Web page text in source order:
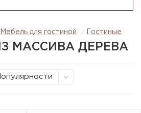
Мебель для гостиной Гостиные
МАССИВА ДЕРЕВА